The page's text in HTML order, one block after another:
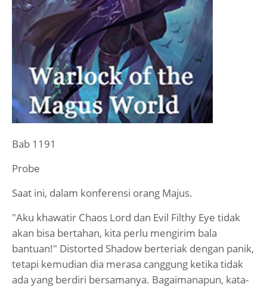
Bab 1191
Probe
Saat ini, dalam konferensi orang Majus.
"Aku khawatir Chaos Lord dan Evil Filthy Eye tidak
akan bisa bertahan, kita perlu mengirim bala
bantuan!" Distorted Shadow berteriak dengan panik,
tetapi kemudian dia merasa canggung ketika tidak
ada yang berdiri bersamanya. Bagaimanapun, kata-